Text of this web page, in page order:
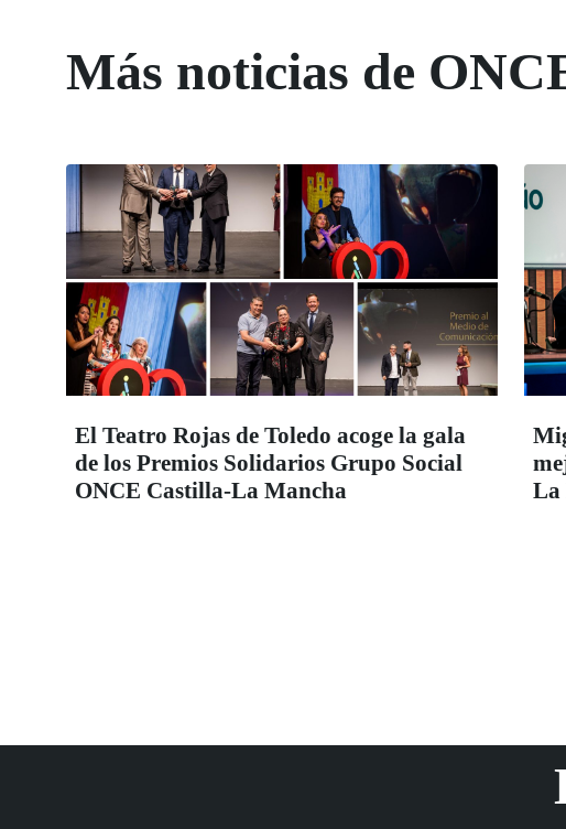
Más noticias de
El Teatro Rojas de Toledo acoge la gala
de los Premios Solidarios Grupo Social
ONCE Castilla-La Mancha
La